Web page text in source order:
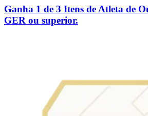
Ganha 1 de 3 Itens de Atleta de
GER ou superior.